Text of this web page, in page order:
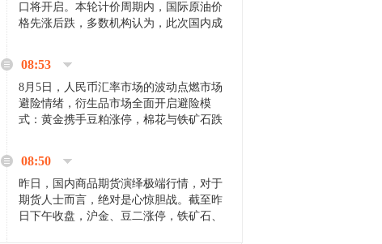
口将开启。本轮计价周期内，国际原油价
格先涨后跌，多数机构认为，此次国内成
08:53
8月5日，人民币汇率市场的波动点燃市场
避险情绪，衍生品市场全面开启避险模
式：黄金携手豆粕涨停，棉花与铁矿石跌
场来看，汇率波动...
08:50
昨日，国内商品期货演绎极端行情，对于
期货人士而言，绝对是心惊胆战。截至昨
日下午收盘，沪金、豆二涨停，铁矿石、